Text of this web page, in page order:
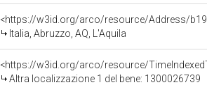
<https://w3id.org/arco/resource/Address/
Italia, Abruzzo, AQ, L'Aquila
<https://w3id.org/arco/resource/
Altra localizzazione 1 del bene: 1300026739